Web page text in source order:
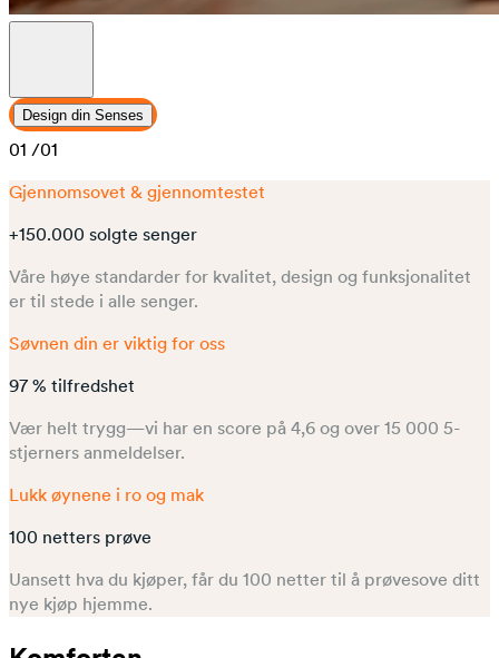
Design din Senses
01 /01
Gjennomsovet & gjennomtestet
+150.000 solgte senger
Våre høye standarder for kvalitet, design og funksjonalitet
er til stede i alle senger.
Søvnen din er viktig for oss
97 % tilfredshet
Vær helt trygg—vi har en score på 4,6 og over 15 000 5-
stjerners anmeldelser.
Lukk øynene i ro og mak
100 netters prøve
Uansett hva du kjøper, får du 100 netter til å prøvesove ditt
nye kjøp hjemme.